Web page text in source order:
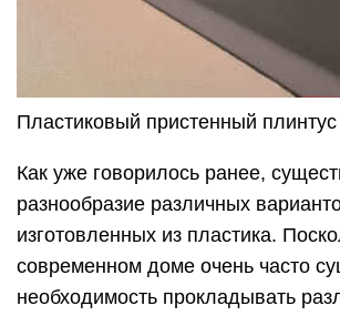
Пластиковый пристенный плинтус
Как уже говорилось ранее,
разнообразие различных
изготовленных из пластика.
современном доме очень часто
необходимость прокладывать